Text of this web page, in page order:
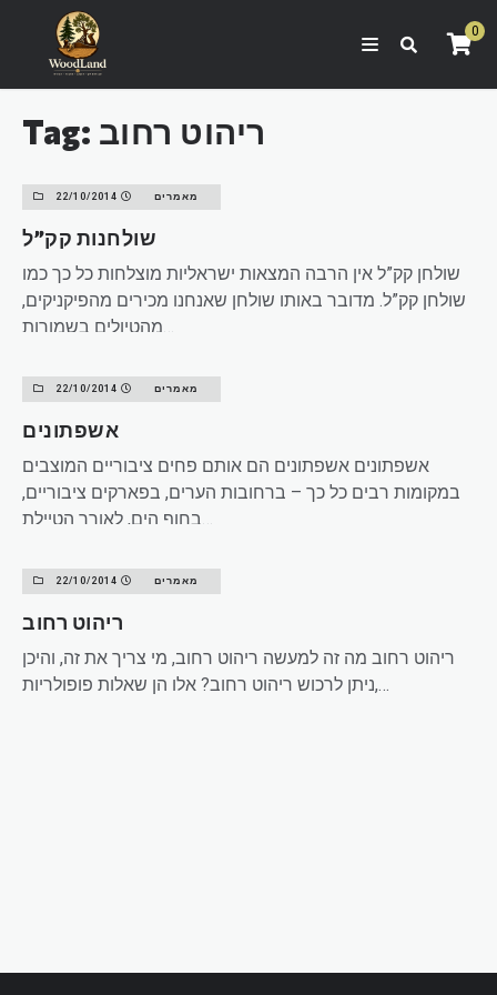
0
Tag: ריהוט רחוב
מאמרים
שולחנות קק”ל
שולחן קק”ל אין הרבה המצאות ישראליות מוצלחות כל כך כמו
שולחן קק”ל. מדובר באותו שולחן שאנחנו מכירים מהפיקניקים,
מהטיולים בשמורות…
READ MORE
מאמרים
אשפתונים
אשפתונים אשפתונים הם אותם פחים ציבוריים המוצבים
במקומות רבים כל כך – ברחובות הערים, בפארקים ציבוריים,
בחוף הים, לאורך הטיילת…
READ MORE
מאמרים
ריהוט רחוב
ריהוט רחוב מה זה למעשה ריהוט רחוב, מי צריך את זה, והיכן
ניתן לרכוש ריהוט רחוב? אלו הן שאלות פופולריות,…